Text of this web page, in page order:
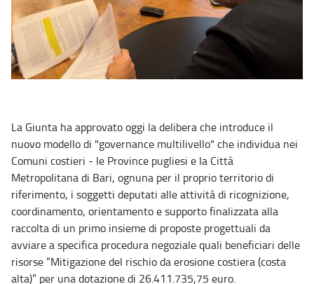
La Giunta ha approvato oggi la delibera che introduce il
nuovo modello di "governance multilivello" che individua nei
Comuni costieri - le Province pugliesi e la Città
Metropolitana di Bari, ognuna per il proprio territorio di
riferimento, i soggetti deputati alle attività di ricognizione,
coordinamento, orientamento e supporto finalizzata alla
raccolta di un primo insieme di proposte progettuali da
avviare a specifica procedura negoziale quali beneficiari delle
risorse “Mitigazione del rischio da erosione costiera (costa
alta)” per una dotazione di 26.411.735,75 euro.